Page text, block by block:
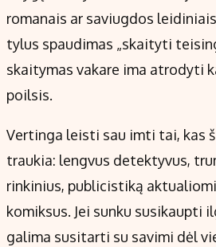
romanais ar saviugdos
tylus spaudimas „skaityti
skaitymas vakare ima atrodyti
poilsis.
Vertinga leisti sau imti tai, kas
traukia: lengvus detektyvus,
rinkinius, publicistiką
komiksus. Jei sunku susikaupti
galima susitarti su savimi dėl